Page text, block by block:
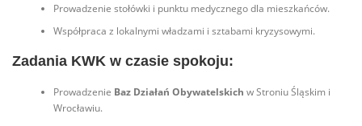
Prowadzenie stołówki i punktu medycznego dla mieszkańców.
Współpraca z lokalnymi władzami i sztabami kryzysowymi.
Zadania KWK w czasie spokoju:
Prowadzenie Baz Działań Obywatelskich w Stroniu Śląskim i
Wrocławiu.